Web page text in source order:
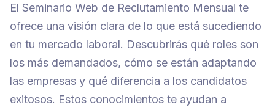
El Seminario Web de Reclutamiento Mensual te
ofrece una visión clara de lo que está sucediendo
en tu mercado laboral. Descubrirás qué roles son
los más demandados, cómo se están adaptando
las empresas y qué diferencia a los candidatos
exitosos. Estos conocimientos te ayudan a